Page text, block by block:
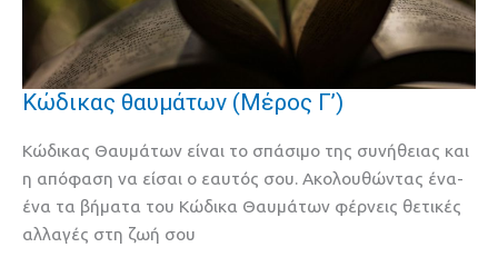
Kώδικας θαυμάτων (Μέρος Γ’)
Κώδικας Θαυμάτων είναι το σπάσιμο της συνήθειας και
η απόφαση να είσαι ο εαυτός σου. Ακολουθώντας ένα-
ένα τα βήματα του Κώδικα Θαυμάτων φέρνεις θετικές
αλλαγές στη ζωή σου
Kώδικας
(Μέρος
Γ’)